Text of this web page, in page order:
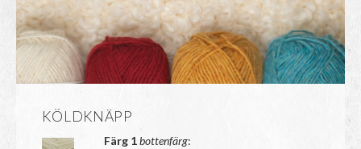
KÖLDKNÄPP
Färg 1bottenfärg: